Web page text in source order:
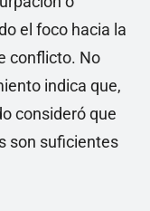
el foco hacia la
conflicto. No
indica que,
consideró que
son suficientes